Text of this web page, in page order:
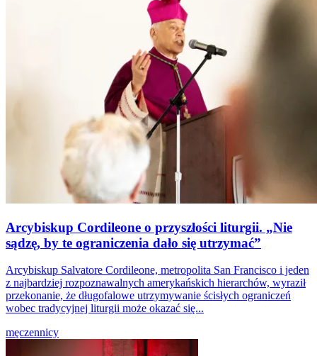
Arcybiskup Cordileone o przyszłości liturgii. „Nie
sądzę, by te ograniczenia dało się utrzymać”
Arcybiskup Salvatore Cordileone, metropolita San Francisco i jeden
z najbardziej rozpoznawalnych amerykańskich hierarchów, wyraził
przekonanie, że długofalowe utrzymywanie ścisłych ograniczeń
wobec tradycyjnej liturgii może okazać się...
męczennicy